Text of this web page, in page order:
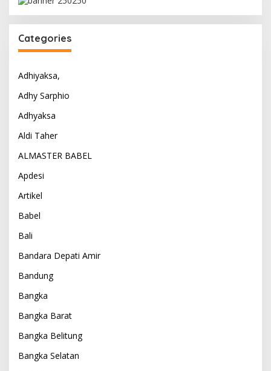
Categories
Adhiyaksa,
Adhy Sarphio
Adhyaksa
Aldi Taher
ALMASTER BABEL
Apdesi
Artikel
Babel
Bali
Bandara Depati Amir
Bandung
Bangka
Bangka Barat
Bangka Belitung
Bangka Selatan